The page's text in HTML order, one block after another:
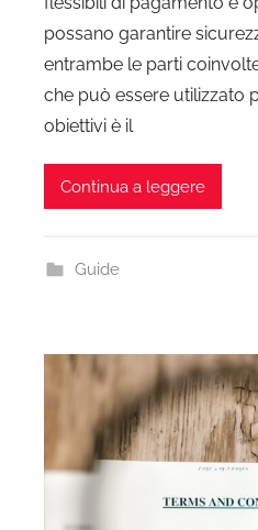
possano garantire
entrambe le parti
che può essere utilizzato
obiettivi è il
Continua a leggere
Guide